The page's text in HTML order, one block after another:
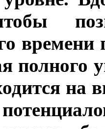
времени
полного
на